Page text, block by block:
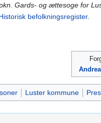
Gards- og ættesoge for
befolkningsregister.
Luster kommune